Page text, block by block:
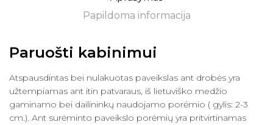
Papildoma informacija
Paruošti kabinimui
Atspausdintas bei nulakuotas paveikslas ant drobės yra
užtempiamas ant itin patvaraus, iš lietuviško medžio
gaminamo bei dailininkų naudojamo porėmio ( gylis: 2-3
cm.). Ant surėminto paveikslo porėmių yra pritvirtinamas